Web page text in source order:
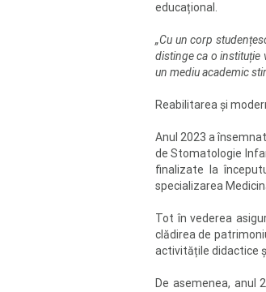
educațional.
„Cu un corp
distinge ca o instituție
un mediu academic
Reabilitarea și
Anul 2023 a
de Stomatologie
finalizate la
specializarea
Tot în vederea
clădirea de
activitățile didactice
De asemenea, anul